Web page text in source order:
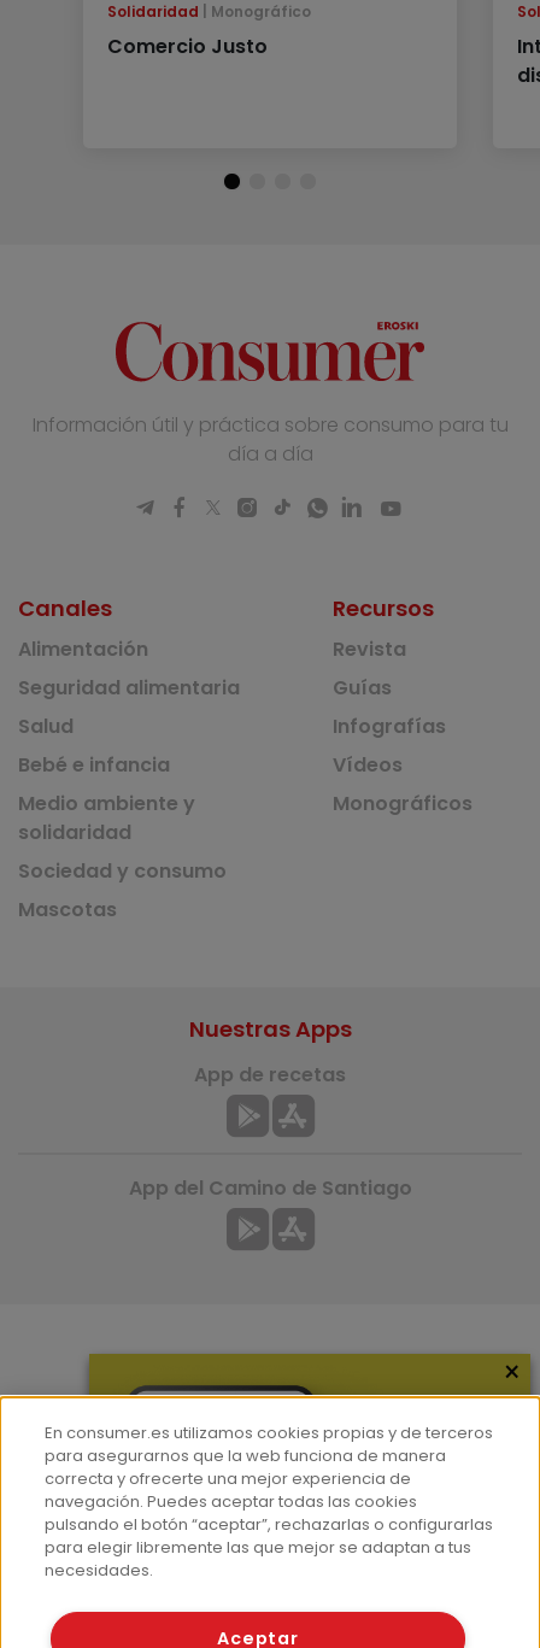
Solidaridad Monográfico
Comercio Justo
Información útil y práctica sobre consumo para tu
día a día
Canales
Alimentación
Seguridad alimentaria
Salud
Bebé e infancia
Medio ambiente y
solidaridad
Sociedad y consumo
Mascotas
Recursos
Revista
Guías
Infografías
Vídeos
Monográficos
Hemeroteca
Contacto
Prensa
Corpus Lingüístico Consumer
Nuestras Apps
App de recetas
App del Camino de Santiago
© Fundación EROSKI
×
En consumer.es utilizamos cookies propias y de terceros
para asegurarnos que la web funciona de manera
correcta y ofrecerte una mejor experiencia de
navegación. Puedes aceptar todas las cookies
pulsando el botón “aceptar”, rechazarlas o configurarlas
para elegir libremente las que mejor se adaptan a tus
necesidades.
Aceptar